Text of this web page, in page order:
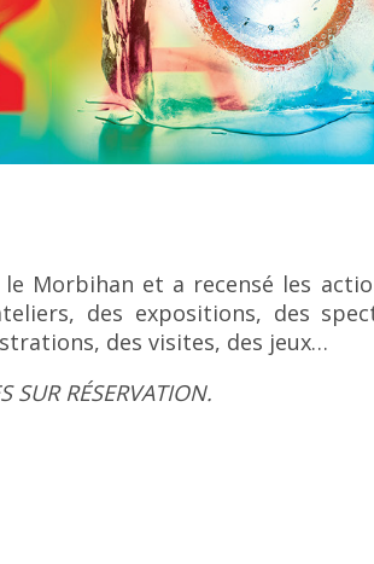
Morbihan et a recensé les
des expositions, des
des visites, des jeux…
SUR RÉSERVATION.